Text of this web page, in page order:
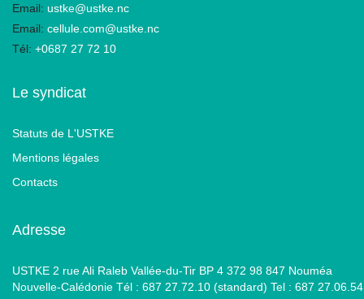
Email: ustke@ustke.nc
Email: cellule.com@ustke.nc
Tél: +0687 27 72 10
Le syndicat
Statuts de L'USTKE
Mentions légales
Contacts
Adresse
USTKE 2 rue Ali Raleb Vallée-du-Tir BP 4 372 98 847 Nouméa
Nouvelle-Calédonie Tél : 687 27.72.10 (standard) Tel : 687 27.06.54